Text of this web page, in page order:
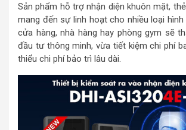
Sản phẩm hỗ trợ nhận diện khuôn mặt,
mang đến sự linh hoạt cho nhiều loại hình
cửa hàng, nhà hàng hay phòng gym sẽ
đầu tư thông minh, vừa tiết kiệm chi phí
thiểu chi phí bảo trì lâu dài.